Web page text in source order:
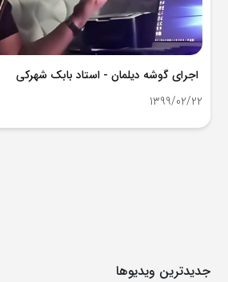
اجرای گوشه دیلمان - استاد بابک شهرکی
1399/02/22
جدیدترین ویدیوها